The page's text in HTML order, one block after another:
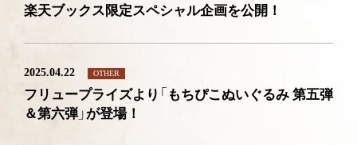
楽天ブックス限定スペシャル企画を公開！
2025.04.22 OTHER
フリュープライズより「もちぴこぬいぐるみ 第五弾
＆第六弾」が登場！